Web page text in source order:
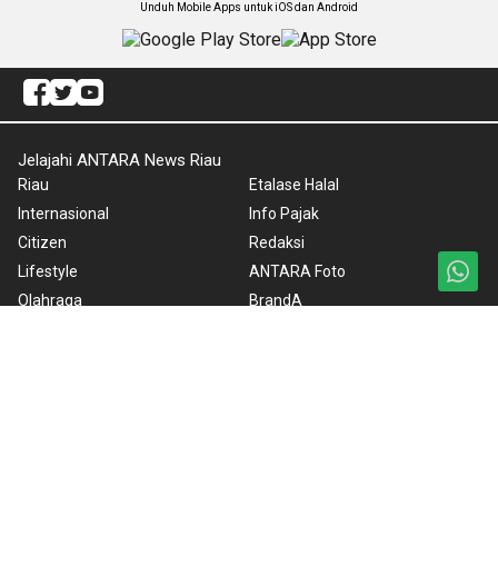
Unduh Mobile Apps untuk iOS dan Android
Jelajahi ANTARA News Riau
Riau
Internasional
Citizen
Lifestyle
Olahraga
Etalase Halal
Info Pajak
Redaksi
ANTARA Foto
BrandA